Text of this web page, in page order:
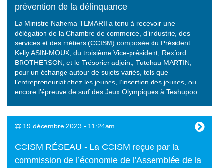
prévention de la délinquance
La Ministre Nahema TEMARII a tenu à recevoir une
délégation de la Chambre de commerce, d’industrie, des
services et des métiers (CCISM) composée du Président
Kelly ASIN-MOUX, du troisième Vice-président, Rexford
BROTHERSON, et le Trésorier adjoint, Tutehau MARTIN,
pour un échange autour de sujets variés, tels que
l’entrepreneuriat chez les jeunes, l’insertion des jeunes, ou
encore l’épreuve de surf des Jeux Olympiques à Teahupoo.
19 décembre 2023 - 11:24am
CCISM RÉSEAU - La CCISM reçue par la
commission de l’économie de l’Assemblée de la